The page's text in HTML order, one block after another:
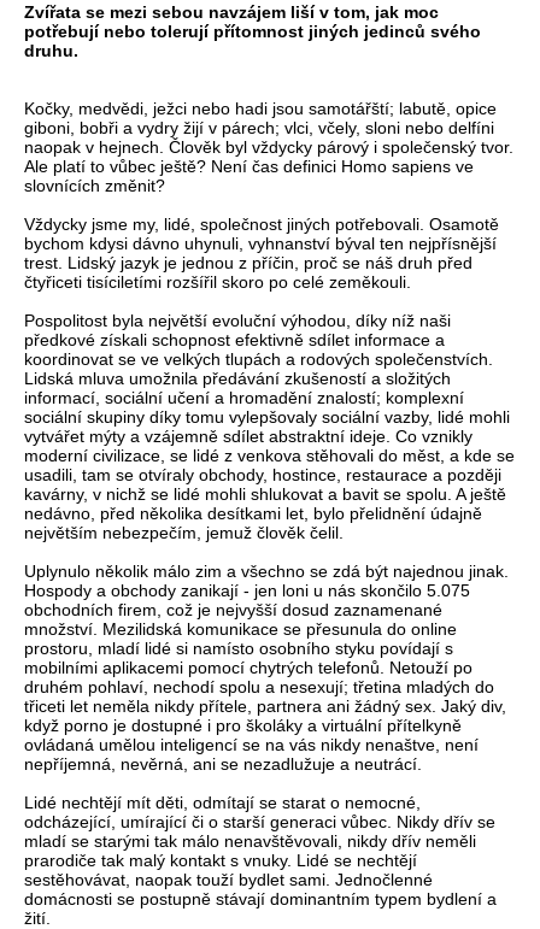
Zvířata se mezi sebou navzájem liší v tom, jak moc
potřebují nebo tolerují přítomnost jiných jedinců svého
druhu.
Kočky, medvědi, ježci nebo hadi jsou samotářští; labutě, opice
giboni, bobři a vydry žijí v párech; vlci, včely, sloni nebo delfíni
naopak v hejnech. Člověk byl vždycky párový i společenský tvor.
Ale platí to vůbec ještě? Není čas definici Homo sapiens ve
slovnících změnit?
Vždycky jsme my, lidé, společnost jiných potřebovali. Osamotě
bychom kdysi dávno uhynuli, vyhnanství býval ten nejpřísnější
trest. Lidský jazyk je jednou z příčin, proč se náš druh před
čtyřiceti tisíciletími rozšířil skoro po celé zeměkouli.
Pospolitost byla největší evoluční výhodou, díky níž naši
předkové získali schopnost efektivně sdílet informace a
koordinovat se ve velkých tlupách a rodových společenstvích.
Lidská mluva umožnila předávání zkušeností a složitých
informací, sociální učení a hromadění znalostí; komplexní
sociální skupiny díky tomu vylepšovaly sociální vazby, lidé mohli
vytvářet mýty a vzájemně sdílet abstraktní ideje. Co vznikly
moderní civilizace, se lidé z venkova stěhovali do měst, a kde se
usadili, tam se otvíraly obchody, hostince, restaurace a později
kavárny, v nichž se lidé mohli shlukovat a bavit se spolu. A ještě
nedávno, před několika desítkami let, bylo přelidnění údajně
největším nebezpečím, jemuž člověk čelil.
Uplynulo několik málo zim a všechno se zdá být najednou jinak.
Hospody a obchody zanikají - jen loni u nás skončilo 5.075
obchodních firem, což je nejvyšší dosud zaznamenané
množství. Mezilidská komunikace se přesunula do online
prostoru, mladí lidé si namísto osobního styku povídají s
mobilními aplikacemi pomocí chytrých telefonů. Netouží po
druhém pohlaví, nechodí spolu a nesexují; třetina mladých do
třiceti let neměla nikdy přítele, partnera ani žádný sex. Jaký div,
když porno je dostupné i pro školáky a virtuální přítelkyně
ovládaná umělou inteligencí se na vás nikdy nenaštve, není
nepříjemná, nevěrná, ani se nezadlužuje a neutrácí.
Lidé nechtějí mít děti, odmítají se starat o nemocné,
odcházející, umírající či o starší generaci vůbec. Nikdy dřív se
mladí se starými tak málo nenavštěvovali, nikdy dřív neměli
prarodiče tak malý kontakt s vnuky. Lidé se nechtějí
sestěhovávat, naopak touží bydlet sami. Jednočlenné
domácnosti se postupně stávají dominantním typem bydlení a
žití.